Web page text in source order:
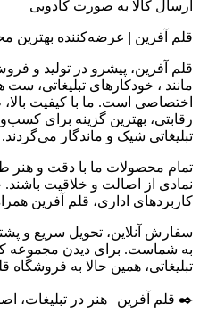
ارسال کالا به صورت کادویی
قلم آفرین | عرضه‌کننده بهترین
قلم آفرین، پیشرو در تولید و
مانند ، خودکارهای تبلیغاتی،
اختصاصی است. ما با کیفیت
رقابتی، بهترین گزینه برای
تبلیغاتی شیک و ماندگار می‌گردند.
تمام محصولات ما با دقت و هنر
نمادی از اصالت و خلاقیت
کاربردهای اداری، قلم آفرین
سفارش آنلاین، تحویل سریع و
به شماست. برای دیدن مجموعه
تبلیغاتی، همین حالا به فروشگاه
✒️ قلم آفرین | هنر در تبلیغات،